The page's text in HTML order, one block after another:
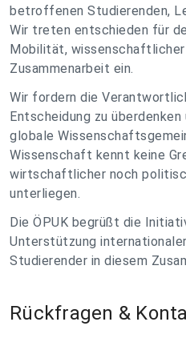
betroffenen Studierenden,
Wir treten entschieden für
Mobilität,
Zusammenarbeit ein.
Wir fordern die
Entscheidung zu
globale
Wissenschaft kennt keine
wirtschaftlicher noch
unterliegen.
Die ÖPUK begrüßt die
Unterstützung
Studierender in diesem
Rückfragen &